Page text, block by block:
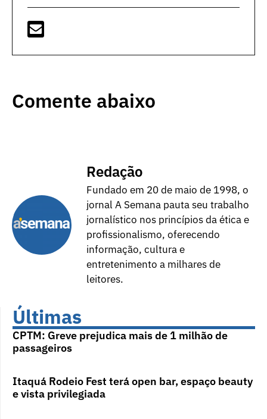
Comente abaixo
Redação
Fundado em 20 de maio de 1998, o
jornal A Semana pauta seu trabalho
jornalístico nos princípios da ética e
profissionalismo, oferecendo
informação, cultura e
entretenimento a milhares de
leitores.
Últimas
CPTM: Greve prejudica mais de 1 milhão de
passageiros
Itaquá Rodeio Fest terá open bar, espaço beauty
e vista privilegiada